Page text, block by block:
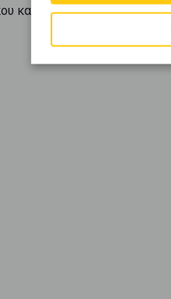
καλύπτουν κάθε ανάγκη.